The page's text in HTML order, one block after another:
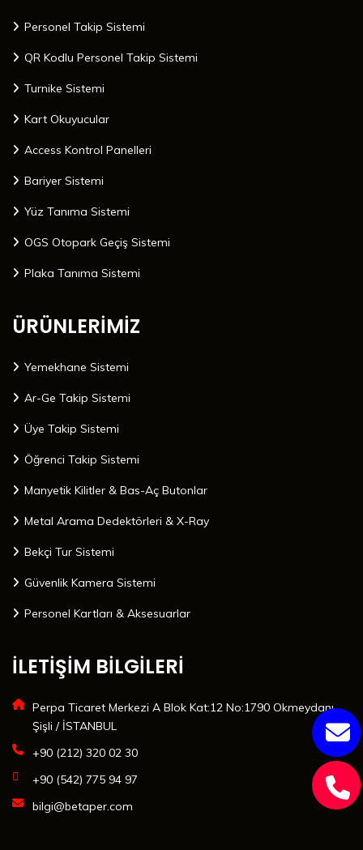
Personel Takip Sistemi
QR Kodlu Personel Takip Sistemi
Turnike Sistemi
Kart Okuyucular
Access Kontrol Panelleri
Bariyer Sistemi
Yüz Tanıma Sistemi
OGS Otopark Geçiş Sistemi
Plaka Tanıma Sistemi
ÜRÜNLERİMİZ
Yemekhane Sistemi
Ar-Ge Takip Sistemi
Üye Takip Sistemi
Öğrenci Takip Sistemi
Manyetik Kilitler & Bas-Aç Butonlar
Metal Arama Dedektörleri & X-Ray
Bekçi Tur Sistemi
Güvenlik Kamera Sistemi
Personel Kartları & Aksesuarlar
İLETİŞİM BİLGİLERİ
Perpa Ticaret Merkezi A Blok Kat:12 No:1790 Okmeydanı
Şişli / İSTANBUL
+90 (212) 320 02 30
+90 (542) 775 94 97
bilgi@betaper.com